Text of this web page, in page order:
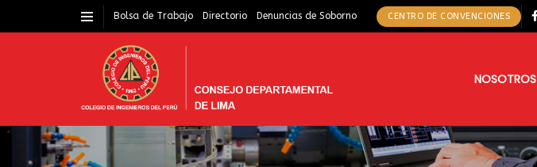
Bolsa de Trabajo Directorio Denuncias de Soborno CENTRO DE CONVENCIONES
NOSOTROS